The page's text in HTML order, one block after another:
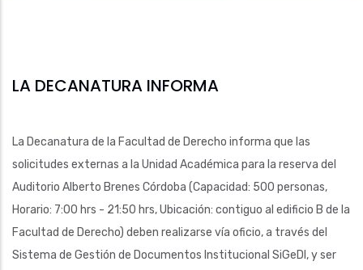
LA DECANATURA INFORMA
La Decanatura de la Facultad de Derecho informa que las
solicitudes externas a la Unidad Académica para la reserva del
Auditorio Alberto Brenes Córdoba (Capacidad: 500 personas,
Horario: 7:00 hrs - 21:50 hrs, Ubicación: contiguo al edificio B de la
Facultad de Derecho) deben realizarse vía oficio, a través del
Sistema de Gestión de Documentos Institucional SiGeDI, y ser